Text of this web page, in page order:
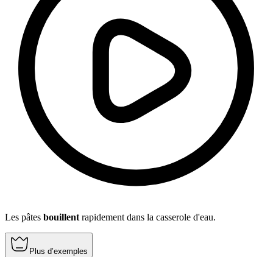
Les pâtes bouillent rapidement dans la casserole d'eau.
Plus d’exemples